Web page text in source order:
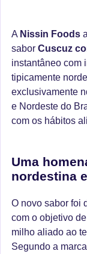
A Nissin Foods
sabor Cuscuz
instantâneo com
tipicamente
exclusivamente
e Nordeste do
com os hábitos
Uma
nordestina
O novo sabor foi
com o objetivo
milho aliado ao
Segundo a